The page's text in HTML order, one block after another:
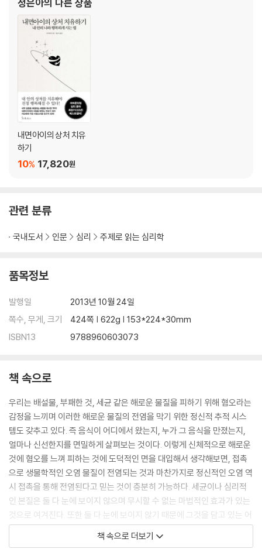
왠지 누군가 나를 지켜보고 있다는 느낌
초월적이고 황홀한 감정을 느끼는 순간
심오한 방식으로 소통할 수 있다는 느낌
chapter 5 죽고 난 후에도 영혼은 계속 존재한다
불멸의 영혼에 대한 굳건한 믿음
그럼에도 왜 죽음을 두려워하는 것일까?
그는 죽었지만 영혼의 노크 소리가 들린다
임사체험이나 그것과 유사한 체험들
영혼의 무게는 얼마나 될까?
죽음의 공포를 극복하려는 인간의 행동
상징적 불멸성을 얻는 여러 가지 방식들
유한한 인생을 더 소중하게 만드는 것이 죽음
chapter 6 세상은 살아 있으며 동물, 물건, 신도 사람이다
다른 사람의 생각을 읽는 인간의 경향
우리가 가진 동물에 대한 생각들
사람들이 신의 생각이라고 추측하는 것
인간이 생명이 없는 물체를 행위자로 여기는 이유
미신적 의식을 통해 통제력 만회하기
같은 인간을 인간적으로 대하지 않는 모순
chapter 7 정해진 운명이기에 모든 일에는 이유가 있다
어떤 일이 일어나야만 했다고 믿는 것
우연이 아닌 목적을 갖고 일어난 일이었다는 믿음
세상을 의도적이며 질서로 가득 찬 곳으로 보기
우연의 일치는 그리 특별한 것이 아니다
주변에서 패턴과 연결성을 찾는 것
누군가 저 위에서 마법을 부리는 거야!
누군가의 의지에 따라 운명적으로 일어났다는 믿음
나에게 다가온 행운에 감사하라
누군가 당신 뒤에 든든히 서 있다는 느낌
재앙 또한 신의 큰 계획이라고 생각한다
정은아의 다른 상품
내면아이의 상처 치유
하기
17,820원
10%
관련 분류
국내도서 인문 심리 주제로 읽는 심리학
품목정보
발행일
2013년 10월 24일
쪽수, 무게, 크기
424쪽 | 622g | 153*224*30mm
ISBN13
9788960603073
책 속으로
우리는 배설물, 부패한 것, 세균 같은 해로운 물질을 피하기 위해 혐오라는
감정을 느끼며 이러한 해로운 물질의 전염을 막기 위한 정신적 추적 시스
템도 갖추고 있다. 즉 음식이 어디에서 왔는지, 누가 그 음식을 만졌는지,
얼마나 신선한지를 면밀하게 살펴보는 것이다. 이렇게 신체적으로 해로운
것에 혐오를 느껴 피하는 것에 도덕적인 면을 대입해서 생각해보면, 접촉
으로 생물학적인 오염 물질이 전염되는 것과 마찬가지로 정신적인 오염 역
시 접촉을 통해 전염된다고 믿는 것이 충분히 가능하다. 세균이나 심리적
인 본질은 둘 다 눈에 보이지 않으며 무시할 수 없는 마법적인 효과가 있는
것으로 여겨진다. 또한 둘 다 눈에 보이지 않기 때문에 그것을 담고 있는 어
떤 그릇의 역사를 되짚어가야만 실체를 확인해볼 수 있다. 말하자면 세균
을 담고 있는 음식이나 정신적인 가치를 담고 있는 스웨터에 어떤 과거와
책 속으로 더보기